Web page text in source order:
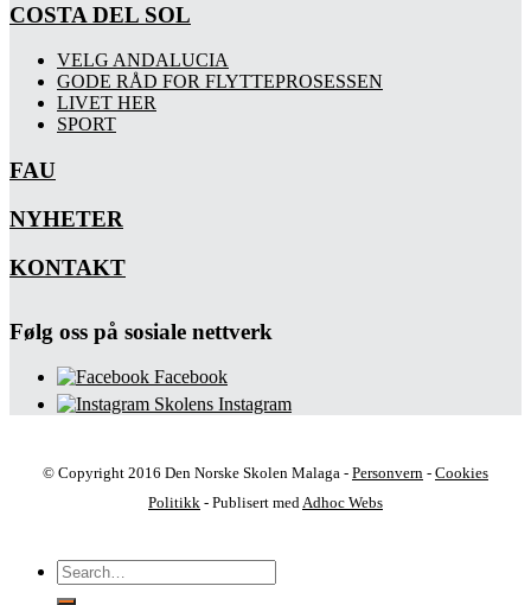
COSTA DEL SOL
VELG ANDALUCIA
GODE RÅD FOR FLYTTEPROSESSEN
LIVET HER
SPORT
FAU
NYHETER
KONTAKT
Følg oss på sosiale nettverk
Facebook
Skolens Instagram
© Copyright 2016 Den Norske Skolen Malaga - Personvern - Cookies
Politikk - Publisert medAdhoc Webs